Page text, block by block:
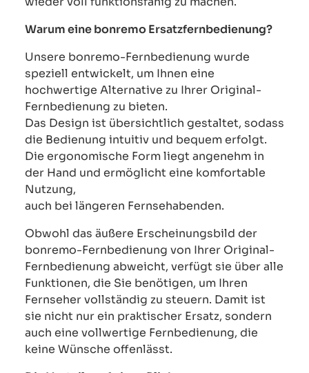
Warum eine bonremo Ersatzfernbedienung?
Unsere bonremo-Fernbedienung wurde
speziell entwickelt, um Ihnen eine
hochwertige Alternative zu Ihrer Original-
Fernbedienung zu bieten.
Das Design ist übersichtlich gestaltet, sodass
die Bedienung intuitiv und bequem erfolgt.
Die ergonomische Form liegt angenehm in
der Hand und ermöglicht eine komfortable
Nutzung,
auch bei längeren Fernsehabenden.
Obwohl das äußere Erscheinungsbild der
bonremo-Fernbedienung von Ihrer Original-
Fernbedienung abweicht, verfügt sie über alle
Funktionen, die Sie benötigen, um Ihren
Fernseher vollständig zu steuern. Damit ist
sie nicht nur ein praktischer Ersatz, sondern
auch eine vollwertige Fernbedienung, die
keine Wünsche offenlässt.